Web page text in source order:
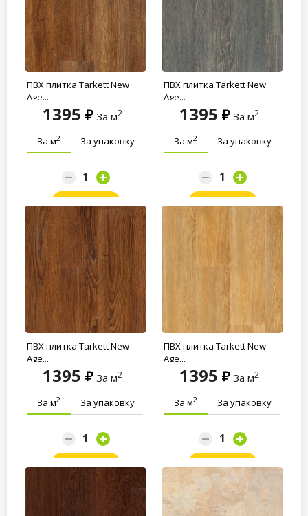
ПВХ плитка Tarkett New
Age...
1395 За м2
За м2 За упаковку
Заказать
ПВХ плитка Tarkett New
Age...
1395 За м2
За м2 За упаковку
Заказать
ПВХ плитка Tarkett New
Age...
1395 За м2
За м2 За упаковку
Заказать
ПВХ плитка Tarkett New
Age...
1395 За м2
За м2 За упаковку
Заказать